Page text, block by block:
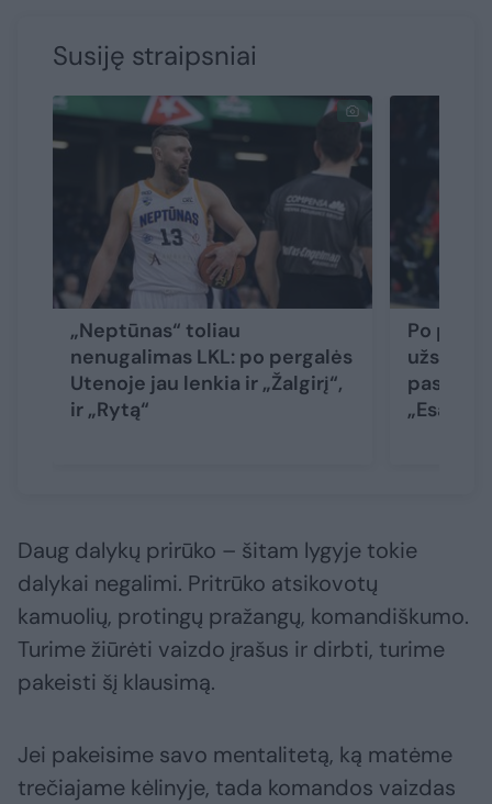
Susiję straipsniai
„Neptūnas“ toliau
nenugalimas LKL: po pergalės
Utenoje jau lenkia ir „Žalgirį“,
ir „Rytą“
Po
„Esate
Daug dalykų prirūko – šitam lygyje tokie
dalykai negalimi. Pritrūko atsikovotų
kamuolių, protingų pražangų, komandiškumo.
Turime žiūrėti vaizdo įrašus ir dirbti, turime
pakeisti šį klausimą.
Jei pakeisime savo mentalitetą, ką matėme
trečiajame kėlinyje, tada komandos vaizdas